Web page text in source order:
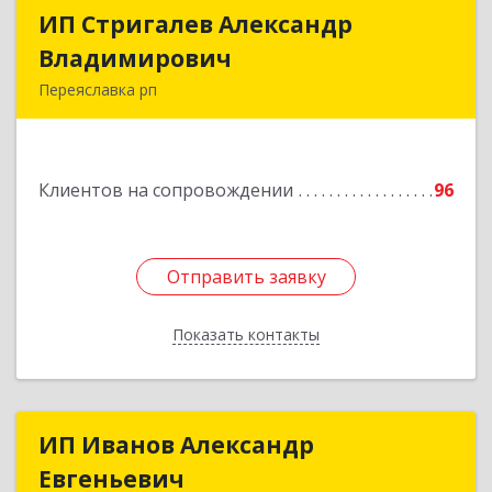
ИП Стригалев Александр
Владимирович
Переяславка рп
Клиентов на сопровождении 96
Отправить заявку
Показать контакты
ИП Стригалев Александр
Подробнее
Отправить заявку
Назад
ИП Иванов Александр
Евгеньевич
ИП Иванов Александр